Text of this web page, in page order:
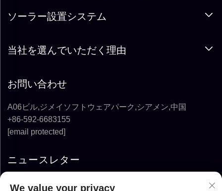
ソーラー設置システム
当社を選んでいただく理由
お問い合わせ
A06ビル,ジメイソフトウェアパーク,シアメン,中国
+86-592-6683155
[email protected]
ニュースレター
We value your privacy